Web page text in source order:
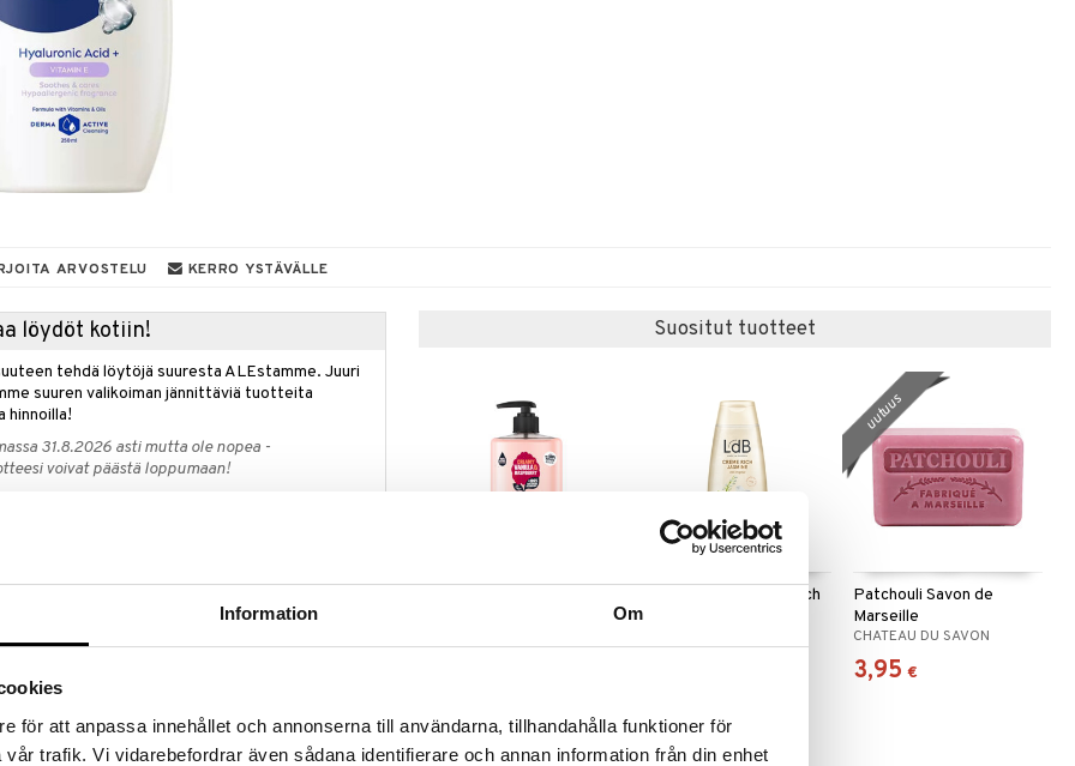
Information Om
för att anpassa innehållet och annonserna till användarna, tillhandahålla funktioner för
trafik. Vi vidarebefordrar även sådana identifierare och annan information från din enhet
ARVOSTELU KERRO YSTÄVÄLLE
löydöt kotiin!
tehdä löytöjä suuresta ALEstamme. Juuri
suuren valikoiman jännittäviä tuotteita
hinnoilla!
31.8.2026 asti mutta ole nopea -
voivat päästä loppumaan!
sisältää edistyksellisen koostumuksen, jossa
jotka vahvistavat ihon vastustuskykyä kuivuutta
ihoa ja antaa välittömästi pehmeän, joustavan ja
on hypoallergeeninen tuoksu, se on ihon pH-
dermatologisesti hyväksytty. Tämä tekee siitä
käyttöön, erityisesti herkälle iholle, joka tarvitsee
Suositut tuotteet
Wash Vanilla & Raspberry
LdB Shower Cream Rich
Jasmine - Dry Skin
Patchouli Savon de
Marseille
CHATEAU DU SAVON
3,95 €
uutuus